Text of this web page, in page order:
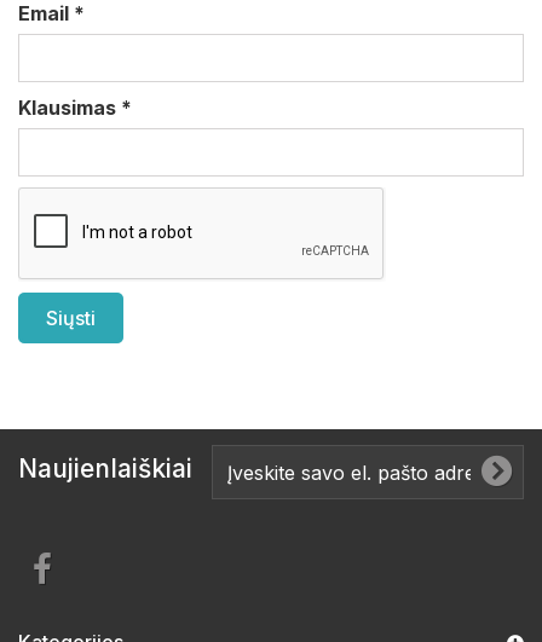
Email *
Klausimas *
Naujienlaiškiai